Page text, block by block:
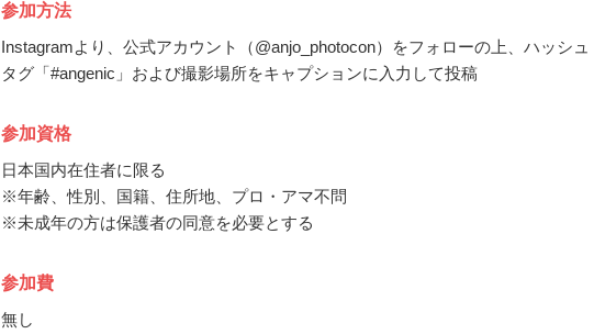
参加方法
Instagramより、公式アカウント（@anjo_photocon）をフォローの上、ハッシュ
タグ「#angenic」および撮影場所をキャプションに入力して投稿
参加資格
日本国内在住者に限る
※年齢、性別、国籍、住所地、プロ・アマ不問
※未成年の方は保護者の同意を必要とする
参加費
無し